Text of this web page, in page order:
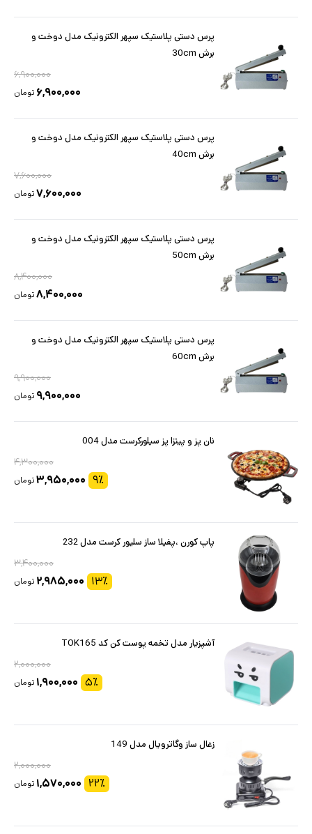
پرس دستی پلاستیک سپهر الکترونیک مدل دوخت و
برش 30cm
۶,۹۰۰,۰۰۰
۶,۹۰۰,۰۰۰ تومان
پرس دستی پلاستیک سپهر الکترونیک مدل دوخت و
برش 40cm
۷,۶۰۰,۰۰۰
۷,۶۰۰,۰۰۰تومان
پرس دستی پلاستیک سپهر الکترونیک مدل دوخت و
برش 50cm
۸,۴۰۰,۰۰۰
۸,۴۰۰,۰۰۰تومان
پرس دستی پلاستیک سپهر الکترونیک مدل دوخت و
برش 60cm
۹,۹۰۰,۰۰۰
۹,۹۰۰,۰۰۰ تومان
نان پز و پیتزا پز سیلورکرست مدل 004
۴,۳۰۰,۰۰۰
۹٪ ۳,۹۵۰,۰۰۰تومان
پاپ کورن ،پفیلا ساز سلیور کرست مدل 232
۳,۴۰۰,۰۰۰
۱۳٪ ۲,۹۸۵,۰۰۰ تومان
آشپزیار مدل تخمه پوست کن کد TOK165
۲,۰۰۰,۰۰۰
۵٪ ۱,۹۰۰,۰۰۰ تومان
زغال ساز وگاترویال مدل 149
۲,۰۰۰,۰۰۰
۲۲٪ ۱,۵۷۰,۰۰۰ تومان